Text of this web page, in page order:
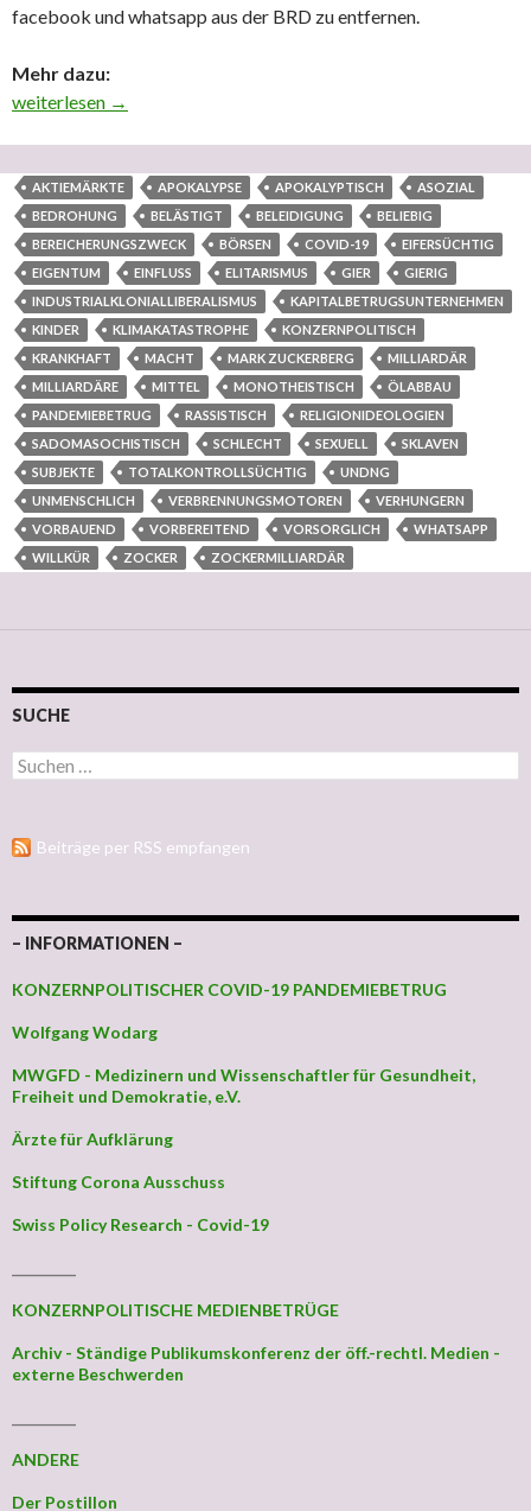
facebook und whatsapp aus der BRD zu entfernen.
Mehr dazu:
Sobald die Verhältnisse in BRD korrigiert wurden ist das am
weiterlesen →
AKTIEMÄRKTE APOKALYPSE APOKALYPTISCH
ASOZIAL
BEDROHUNG
BELÄSTIGT BELEIDIGUNG
BELIEBIG
BEREICHERUNGSZWECK
BÖRSEN COVID-19
EIFERSÜCHTIG
EIGENTUM
EINFLUSS ELITARISMUS GIER
GIERIG
INDUSTRIALKLONIALLIBERALISMUS
KAPITALBETRUGSUNTERNEHMEN
KINDER
KLIMAKATASTROPHE
KONZERNPOLITISCH
KRANKHAFT
MACHT MARK ZUCKERBERG
MILLIARDÄR
MILLIARDÄRE
MITTEL MONOTHEISTISCH
ÖLABBAU
PANDEMIEBETRUG
RASSISTISCH
RELIGIONIDEOLOGIEN
SADOMASOCHISTISCH
SCHLECHT SEXUELL
SKLAVEN
SUBJEKTE
TOTALKONTROLLSÜCHTIG
UNDNG
UNMENSCHLICH
VERBRENNUNGSMOTOREN
VERHUNGERN
VORBAUEND
VORBEREITEND VORSORGLICH
WHATSAPP
WILLKÜR
ZOCKER ZOCKERMILLIARDÄR
SUCHE
Suchen nach:
Beiträge per RSS empfangen
– INFORMATIONEN –
KONZERNPOLITISCHER COVID-19 PANDEMIEBETRUG
Wolfgang Wodarg
MWGFD - Medizinern und Wissenschaftler für Gesundheit,
Freiheit und Demokratie, e.V.
Ärzte für Aufklärung
Stiftung Corona Ausschuss
Swiss Policy Research - Covid-19
KONZERNPOLITISCHE MEDIENBETRÜGE
Archiv - Ständige Publikumskonferenz der öff.-rechtl. Medien -
externe Beschwerden
ANDERE
Der Postillon